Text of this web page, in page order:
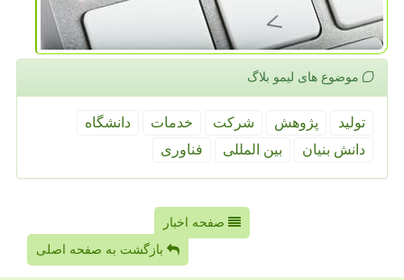
موضوع های لیمو بلاگ
تولید پژوهش شركت خدمات
دانشگاه
دانش بنیان
بین المللی فناوری
صفحه اخبار
بازگشت به صفحه اصلی